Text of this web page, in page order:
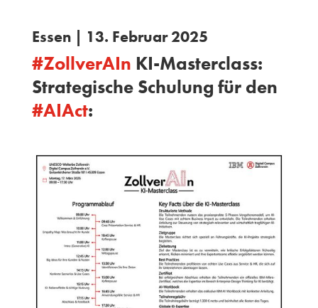
Essen | 13. Februar 2025
#ZollverAIn KI-Masterclass:
Strategische Schulung für den
#AIAct: